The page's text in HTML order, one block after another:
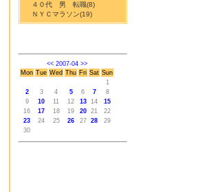
４０代 男 転職(8)
ＮＹＣマラソン(19)
<< 2007-04 >>
Mon Tue Wed Thu Fri Sat Sun
1
2
3 4 5 6 7
8
9
10 11 12 13 14
15
16
17 18 19 20 21
22
23
24 25 26 27 28
29
30